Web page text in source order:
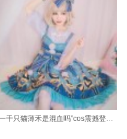
“一千只猫薄禾是混血吗”cos震撼登场，如此逼真的还未见过